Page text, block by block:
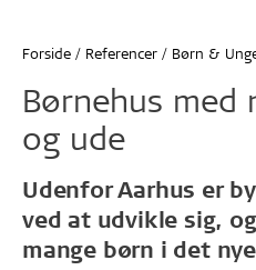
Forside Referencer Børn &
Børnehus med
og ude
Udenfor Aarhus er
ved at udvikle sig,
mange børn i det